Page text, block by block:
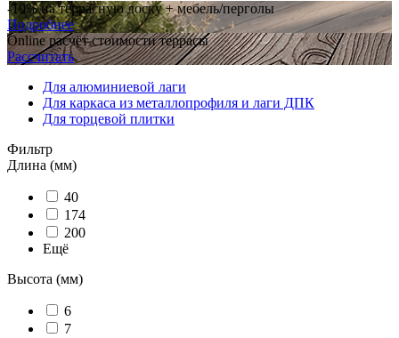
-10% на террасную доску + мебель/перголы
Подробнее
Online расчёт стоимости террасы
Рассчитать
Для алюминиевой лаги
Для каркаса из металлопрофиля и лаги ДПК
Для торцевой плитки
Фильтр
Длина (мм)
40
174
200
Ещё
Высота (мм)
6
7